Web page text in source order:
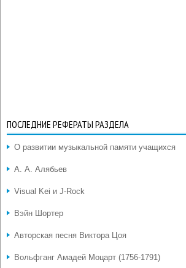
ПОСЛЕДНИЕ РЕФЕРАТЫ РАЗДЕЛА
О развитии музыкальной памяти учащихся
А. А. Алябьев
Visual Kei и J-Rock
Вэйн Шортер
Авторская песня Виктора Цоя
Вольфганг Амадей Моцарт (1756-1791)